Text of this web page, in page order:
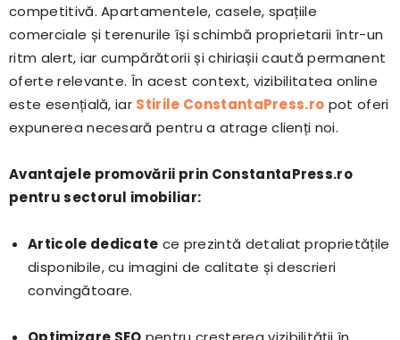
competitivă. Apartamentele, casele, spațiile
comerciale și terenurile își schimbă proprietarii într-un
ritm alert, iar cumpărătorii și chiriașii caută permanent
oferte relevante. În acest context, vizibilitatea online
este esențială, iar Stirile ConstantaPress.ro pot oferi
expunerea necesară pentru a atrage clienți noi.
Avantajele promovării prin ConstantaPress.ro
pentru sectorul imobiliar:
Articole dedicate ce prezintă detaliat proprietățile
disponibile, cu imagini de calitate și descrieri
convingătoare.